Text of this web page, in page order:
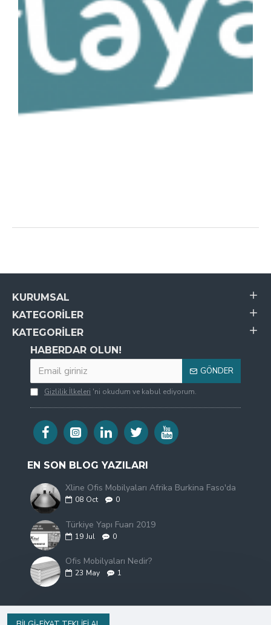
KURUMSAL
KATEGORILER
KATEGORILER
HABERDAR OLUN!
GÖNDER
Gizlilik İlkeleri 'ni okudum ve kabul ediyorum.
EN SON BLOG YAZILARI
Xline Ofis Mobilyaları Afrika Burkina Faso'da
08 Oct 0
Türkiye Yapı Fuarı 2019
19 Jul 0
Ofis Mobilyaları Nedir?
23 May 1